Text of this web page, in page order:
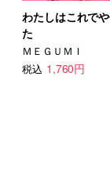
わたしはこれで
た
ＭＥＧＵＭＩ
税込 1,760円